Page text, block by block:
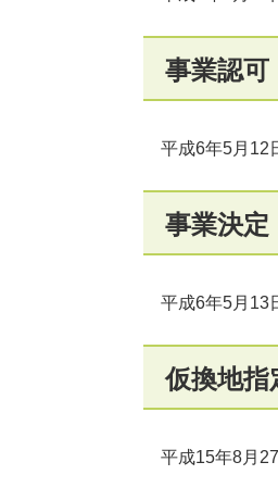
事業認可
平成6年5月12
事業決定
平成6年5月13
仮換地指
平成15年8月